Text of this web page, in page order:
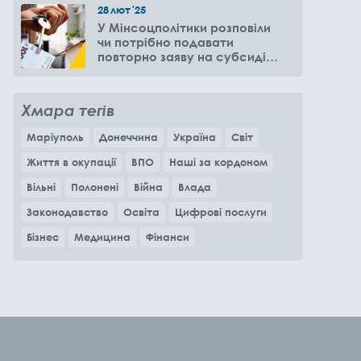
28лют'25
У Мінсоцполітики розповіли
чи потрібно подавати
повторно заяву на субсидію
Хмара тегів
Маріуполь Донеччина Україна
Світ
Життя в окупації
ВПО
Наші за кордоном
Вільні
Полонені Війна
Влада
Законодавство
Освіта
Цифрові послуги
Бізнес
Медицина Фінанси